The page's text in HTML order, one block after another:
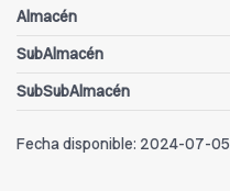
Almacén
SubAlmacén
SubSubAlmacén
Fecha disponible: 2024-07-05